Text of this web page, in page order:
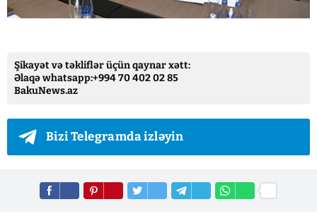
Şikayət və təkliflər üçün qaynar xətt:
Əlaqə whatsapp:+994 70 402 02 85
BakuNews.az
Bizi Telegramda izləyin